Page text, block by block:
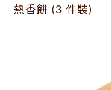
熱香餅 (3 件裝)